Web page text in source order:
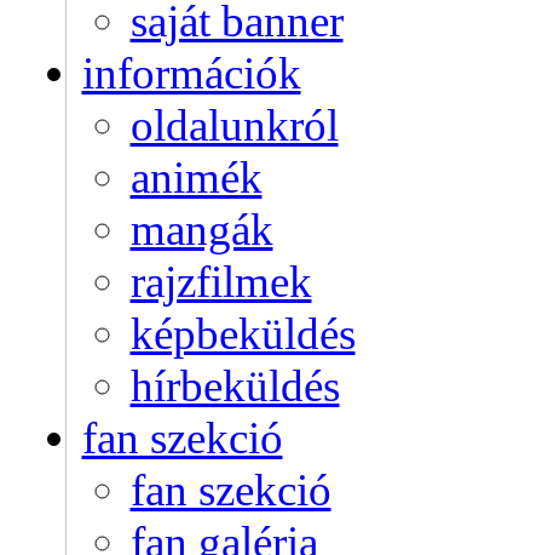
saját banner
információk
oldalunkról
animék
mangák
rajzfilmek
képbeküldés
hírbeküldés
fan szekció
fan szekció
fan galéria